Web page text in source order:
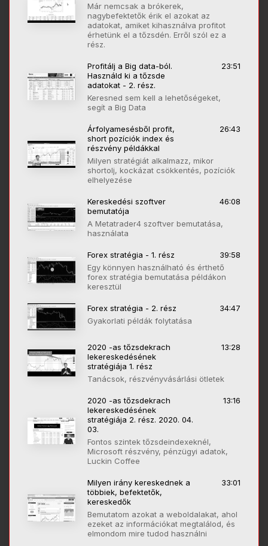
Már nemcsak a brókerek,
nagybefektetők érik el azokat az
adatokat, amiket kihasználva profitot
érhetünk el a tőzsdén. Erről szól ez a
rész.
Profitálj a Big data-ból.
Használd ki a tőzsde
adatokat - 2. rész.
23:51
Keresned sem kell a lehetőségeket,
segít a Big Data
Árfolyamesésből profit,
short pozíciók index és
részvény példákkal
26:43
Milyen stratégiát alkalmazz, mikor
shortolj, kockázat csökkentés, pozíciók
elhelyezése
Kereskedési szoftver
bemutatója
46:08
A Metatrader4 szoftver bemutatása,
használata
Forex stratégia - 1. rész
39:58
Egy könnyen használható és érthető
forex stratégia bemutatása példákon
keresztül
Forex stratégia - 2. rész
34:47
Gyakorlati példák folytatása
2020 -as tőzsdekrach
lekereskedésének
stratégiája 1. rész
13:28
Tanácsok, részvényvásárlási ötletek
2020 -as tőzsdekrach
lekereskedésének
stratégiája 2. rész. 2020. 04.
03.
13:16
Fontos szintek tőzsdeindexeknél,
Microsoft részvény, pénzügyi adatok,
Luckin Coffee
Milyen irány kereskednek a
többiek, befektetők,
kereskedők
33:01
Bemutatom azokat a weboldalakat, ahol
ezeket az információkat megtalálod, és
elmondom mire tudod használni